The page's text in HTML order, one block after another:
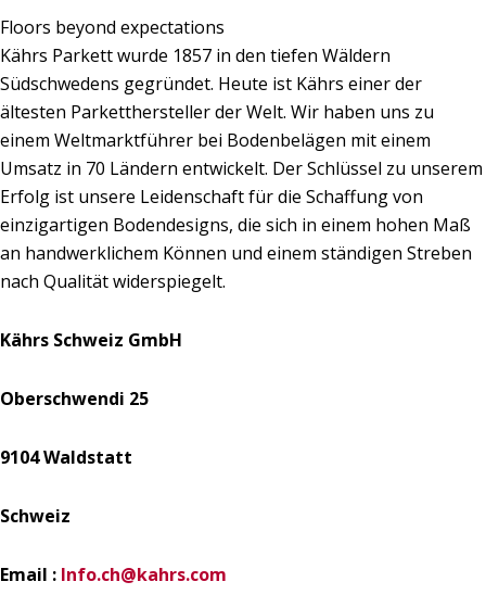
Floors beyond expectations
Kährs Parkett wurde 1857 in den tiefen Wäldern
Südschwedens gegründet. Heute ist Kährs einer der
ältesten Parketthersteller der Welt. Wir haben uns zu
einem Weltmarktführer bei Bodenbelägen mit einem
Umsatz in 70 Ländern entwickelt. Der Schlüssel zu unserem
Erfolg ist unsere Leidenschaft für die Schaffung von
einzigartigen Bodendesigns, die sich in einem hohen Maß
an handwerklichem Können und einem ständigen Streben
nach Qualität widerspiegelt.
Kährs Schweiz GmbH
Oberschwendi 25
9104 Waldstatt
Schweiz
Email : Info.ch@kahrs.com